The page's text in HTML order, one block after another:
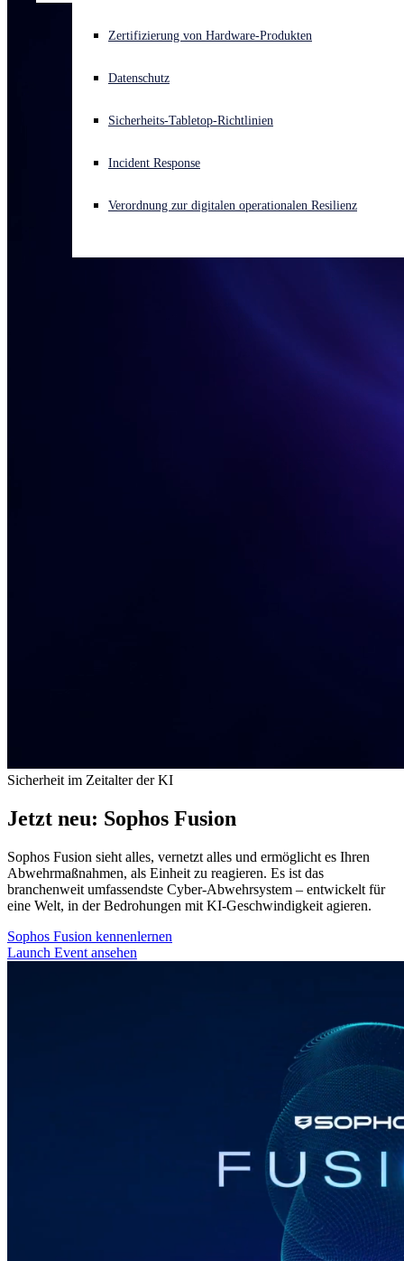
Akuter Cyberangriff? Fordern Sie Sofort-Hilfe an
Open language switcher
Zertifizierung von Hardware-Produkten
Datenschutz
Sicherheits-Tabletop-Richtlinien
Incident Response
Verordnung zur digitalen operationalen Resilienz
Sicherheit im Zeitalter der KI
Jetzt neu: Sophos Fusion
Sophos Fusion sieht alles, vernetzt alles und ermöglicht es Ihren
Abwehrmaßnahmen, als Einheit zu reagieren. Es ist das
branchenweit umfassendste Cyber-Abwehrsystem – entwickelt für
eine Welt, in der Bedrohungen mit KI-Geschwindigkeit agieren.
Sophos Fusion kennenlernen
Launch Event ansehen